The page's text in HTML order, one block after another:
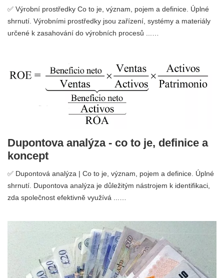
✅ Výrobní prostředky Co to je, význam, pojem a definice. Úplné
shrnutí. Výrobními prostředky jsou zařízení, systémy a materiály
určené k zasahování do výrobních procesů ...…
Dupontova analýza - co to je, definice a
koncept
✅ Dupontová analýza | Co to je, význam, pojem a definice. Úplné
shrnutí. Dupontova analýza je důležitým nástrojem k identifikaci,
zda společnost efektivně využívá ...…